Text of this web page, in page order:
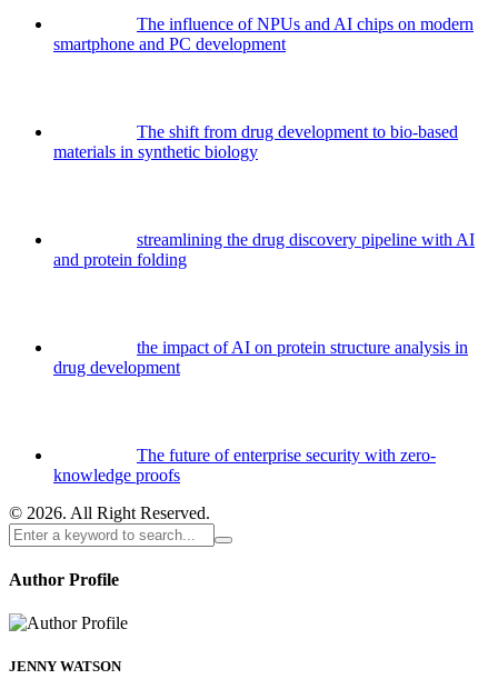
The influence of NPUs and AI chips on modern
smartphone and PC development
The shift from drug development to bio-based
materials in synthetic biology
streamlining the drug discovery pipeline with AI
and protein folding
the impact of AI on protein structure analysis in
drug development
The future of enterprise security with zero-
knowledge proofs
© 2026. All Right Reserved.
Author Profile
JENNY WATSON